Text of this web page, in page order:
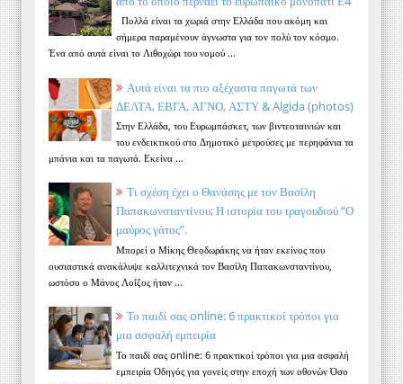
Πολλά είναι τα χωριά στην Ελλάδα που ακόμη και
σήμερα παραμένουν άγνωστα για τον πολύ τον κόσμο.
Ένα από αυτά είναι το Λιθοχώρι του νομού ...
Αυτά είναι τα πιο αξέχαστα παγωτά των
ΔΕΛΤΑ, ΕΒΓΑ, ΑΓΝΟ, ΑΣΤΥ & Algida (photos)
Στην Ελλάδα, του Ευρωμπάσκετ, των βιντεοταινιών και
του ενδεικτικού στο Δημοτικό μετρούσες με περηφάνια τα
μπάνια και τα παγωτά. Εκείνα ...
Τι σχέση έχει ο Θανάσης με τον Βασίλη
Παπακωνσταντίνου; Η ιστορία του τραγουδιού “Ο
μαύρος γάτος”.
Μπορεί ο Μίκης Θεοδωράκης να ήταν εκείνος που
ουσιαστικά ανακάλυψε καλλιτεχνικά τον Βασίλη Παπακωνσταντίνου,
ωστόσο ο Μάνος Λοΐζος ήταν ...
Το παιδί σας online: 6 πρακτικοί τρόποι για
μια ασφαλή εμπειρία
Το παιδί σας online: 6 πρακτικοί τρόποι για μια ασφαλή
εμπειρία Οδηγός για γονείς στην εποχή των οθονών Όσο